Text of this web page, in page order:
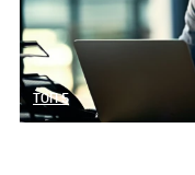
ТОП 5